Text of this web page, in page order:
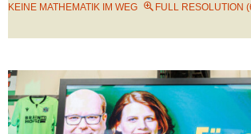
KEINE MATHEMATIK IM WEG
FULL RESOLUTION